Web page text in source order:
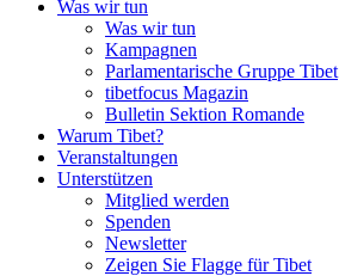
Was wir tun
Was wir tun
Kampagnen
Parlamentarische Gruppe Tibet
tibetfocus Magazin
Bulletin Sektion Romande
Warum Tibet?
Veranstaltungen
Unterstützen
Mitglied werden
Spenden
Newsletter
Zeigen Sie Flagge für Tibet